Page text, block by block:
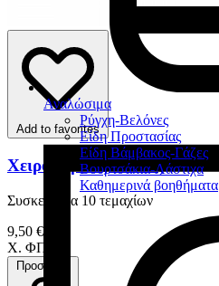
Αναλώσιμα
Ρύγχη-Βελόνες
Είδη Προστασίας
Είδη Βάμβακος-Γάζες
Βουρτσάκια-Λάστιχα
Καθημερινά βοηθήματα
Add to favorites
Χειρουργικές Ποδιές
Συσκευασία 10 τεμαχίων
9,50 €
Χ. ΦΠΑ
Προσθήκη